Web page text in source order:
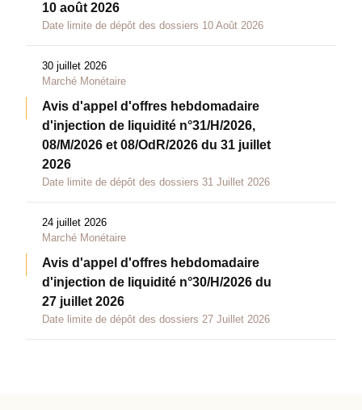
10 août 2026
Date limite de dépôt des dossiers 10 Août 2026
30 juillet 2026
Marché Monétaire
Avis d'appel d'offres hebdomadaire
d'injection de liquidité n°31/H/2026,
08/M/2026 et 08/OdR/2026 du 31 juillet
2026
Date limite de dépôt des dossiers 31 Juillet 2026
24 juillet 2026
Marché Monétaire
Avis d'appel d'offres hebdomadaire
d'injection de liquidité n°30/H/2026 du
27 juillet 2026
Date limite de dépôt des dossiers 27 Juillet 2026